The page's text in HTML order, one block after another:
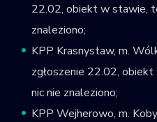
22.02, obiekt w stawie,
znaleziono;
KPP Krasnystaw, m.
zgłoszenie 22.02,
nic nie znaleziono;
KPP Wejherowo, m.